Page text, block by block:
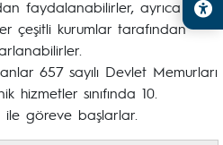
faydalanabilirler, ayrıca
çeşitli kurumlar tarafından
657 sayılı Devlet Memurları
hizmetler sınıfında 10.
göreve başlarlar.